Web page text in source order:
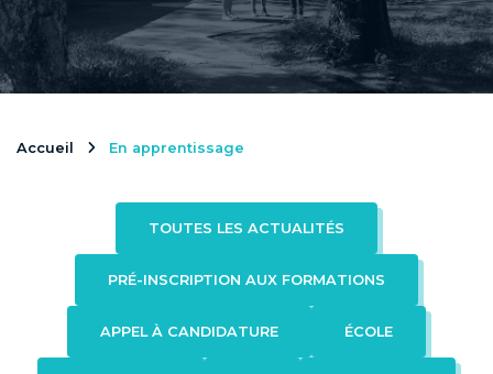
Actualités
NOS FORMATIONS
Procédure d’admission
Accueil En apprentissage
TOUTES LES ACTUALITÉS
PRÉ-INSCRIPTION AUX FORMATIONS
APPEL À CANDIDATURE ÉCOLE